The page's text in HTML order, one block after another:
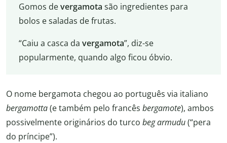
Gomos devergamota são ingredientes para
bolos e saladas de frutas.
“Caiu a casca da vergamota”, diz-se
popularmente, quando algo ficou óbvio.
O nome bergamota chegou ao português via italiano
bergamotta(e também pelo francês bergamote), ambos
possivelmente originários do turco beg armudu(“pera
do príncipe”).